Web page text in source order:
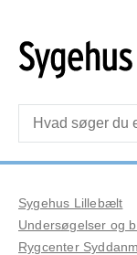
Sygehus Lillebælt
Undersøgelser og
Rygcenter